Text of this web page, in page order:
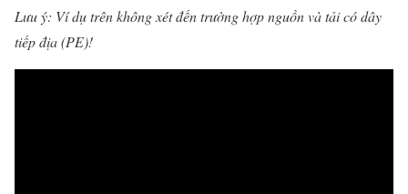
Lưu ý: Ví dụ trên không xét đến trường hợp nguồn và tải có dây
tiếp địa (PE)!